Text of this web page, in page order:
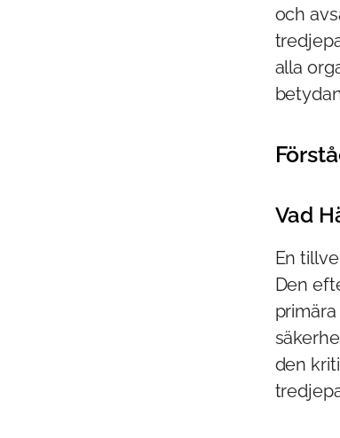
och
alla
Vad
En
Den
den